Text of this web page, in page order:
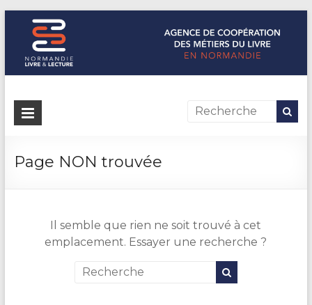
Normandie Livre & Lecture
L'agence de coopération des métiers du livre en Normandie
Page NON trouvée
Il semble que rien ne soit trouvé à cet
emplacement. Essayer une recherche ?